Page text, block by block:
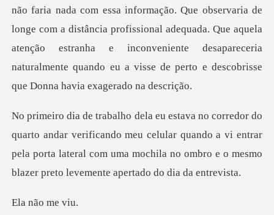
ia de
longe com a distância profissional adequada. Que aquela
atenção estranha e inconveniente desapa
rificando meu celular quando a vi entrar
pela porta lateral com uma mochi
ão me